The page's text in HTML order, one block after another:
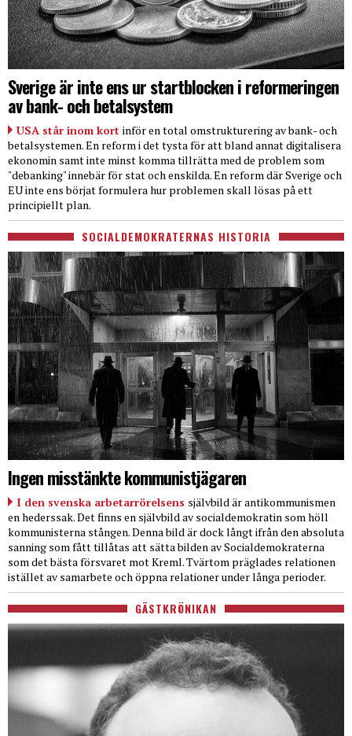
Sverige är inte ens ur startblocken i reformeringen
av bank- och betalsystem
USA står inom kort inför en total omstrukturering av bank- och
betalsystemen. En reform i det tysta för att bland annat digitalisera
ekonomin samt inte minst komma tillrätta med de problem som
"debanking" innebär för stat och enskilda. En reform där Sverige och
EU inte ens börjat formulera hur problemen skall lösas på ett
principiellt plan.
SOCIALDEMOKRATERNAS HISTORIA
Ingen misstänkte kommunistjägaren
I den svenska arbetarrörelsens självbild är antikommunismen
en hederssak. Det finns en självbild av socialdemokratin som höll
kommunisterna stången. Denna bild är dock långt ifrån den absoluta
sanning som fått tillåtas att sätta bilden av Socialdemokraterna
som det bästa försvaret mot Kreml. Tvärtom präglades relationen
istället av samarbete och öppna relationer under långa perioder.
GÄSTKRÖNIKAN